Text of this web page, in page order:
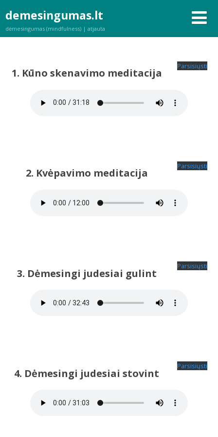
demesingumas.lt
dėmesingumas (mindfulness) | atjauta
Parsisiųsti
1. Kūno skenavimo meditacija
Parsisiųsti
2. Kvėpavimo meditacija
Parsisiųsti
3. Dėmesingi judesiai gulint
Parsisiųsti
4. Dėmesingi judesiai stovint